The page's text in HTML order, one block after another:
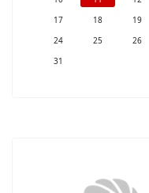
17
18 19
24
25 26
31